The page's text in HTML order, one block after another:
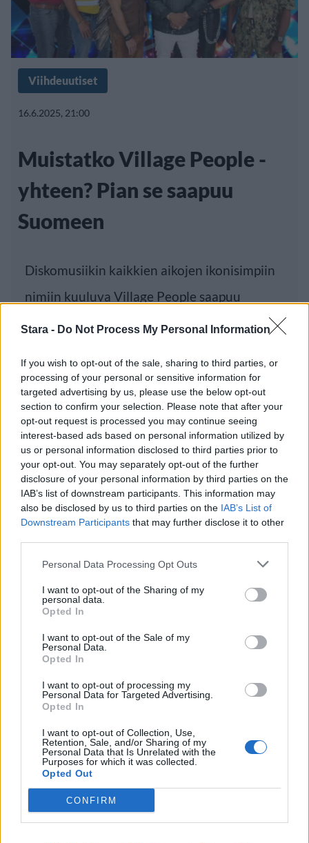
Stara - Do Not Process My Personal Information
If you wish to opt-out of the sale, sharing to third parties, or
processing of your personal or sensitive information for
targeted advertising by us, please use the below opt-out
section to confirm your selection. Please note that after your
opt-out request is processed you may continue seeing
interest-based ads based on personal information utilized by
us or personal information disclosed to third parties prior to
your opt-out. You may separately opt-out of the further
disclosure of your personal information by third parties on the
IAB’s list of downstream participants. This information may
also be disclosed by us to third parties on the IAB’s List of
Downstream Participants that may further disclose it to other
Personal Data Processing Opt Outs
I want to opt-out of the Sharing of my
personal data.
Opted In
I want to opt-out of the Sale of my
Personal Data.
Opted In
I want to opt-out of processing my
Personal Data for Targeted Advertising.
Opted In
I want to opt-out of Collection, Use,
Retention, Sale, and/or Sharing of my
Personal Data that Is Unrelated with the
Purposes for which it was collected.
Opted Out
CONFIRM
Viihdeuutiset
16.6.2025, 21:00
Muistatko Village People -
yhteen? Pian se saapuu
Suomeen
Diskomusiikin kaikkien aikojen ikonisimpiin
nimiin kuuluva Village People saapuu
Suomeen.
Luetuimmat
PÄIVÄ VIIKKO KUUKAUSI
Maailman eniten matkustaneet valitsivat
suosikkikohteensa – yllättävä voittaja
Kela voi leikata tukia ulkomaanmatkan
vuoksi
F/A-18 Hornet jyrähtää ylilennolle
Jyväskylässä – katuja suljetaan
Moottoripyöräilijä pakeni poliisia – tutkaan
hurja ylinopeus
Suolikaasun tuoksu levisi Spider-Man -